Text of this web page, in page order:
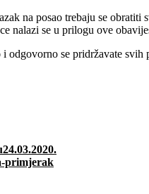
na posao trebaju se obratiti
nalazi se u prilogu ove
i odgovorno se pridržavate
primjerak